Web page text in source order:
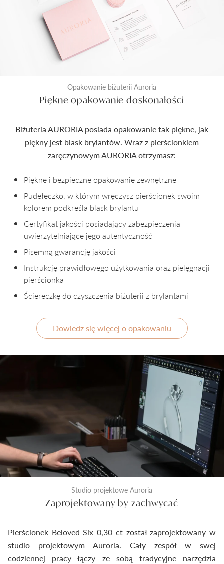
Opakowanie biżuterii Auroria
Piękne opakowanie doskonałości
Biżuteria AURORIA posiada opakowanie tak piękne, jak
piękny jest blask brylantów. Wraz z pierścionkiem
zaręczynowym AURORIA otrzymasz:
Piękne i bezpieczne opakowanie zewnętrzne
Pudełeczko, w którym wręczysz pierścionek swoim
kolorem podkreśla blask brylantu
Certyfikat jakości posiadający zabezpieczenia
uwierzytelniające jego autentyczność
Pisemną gwarancję jakości
Instrukcję prawidłowego użytkowania oraz pielęgnacji
pierścionka
Ściereczkę do czyszczenia biżuterii z brylantami
Dowiedz się więcej o opakowaniu
Studio projektowe Auroria
Zaprojektowany by zachwycać
Pierścionek Beloved Six 0,30 ct został zaprojektowany w
studio projektowym Auroria. Cały zespół w swej
codziennej pracy łączy ze sobą tradycyjne narzędzia